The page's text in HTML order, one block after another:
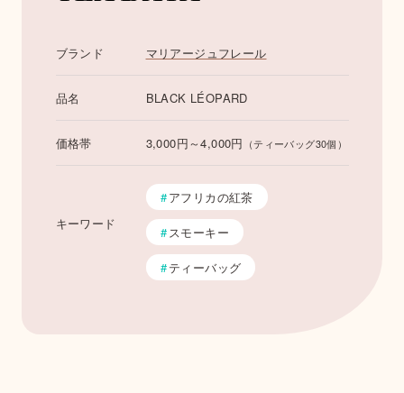
ブランド マリアージュフレール
品名 BLACK LÉOPARD
価格帯 3,000円～4,000円 （ティーバッグ30個）
キーワード
アフリカの紅茶
スモーキー
ティーバッグ
ユズ・ブーケット
マリー・アントワネ